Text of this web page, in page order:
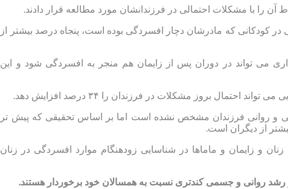
آن را با مشکلات احتمالی در فرزندانشان مورد مطالعه قرار دادند.
کودکانی که مادرشان دچار افسردگی بوده است، پنجاه درصد بیشتر از
می تواند در دوران پس از زایمان هم منجر به افسردگی شود و این
بروز مشکلات در فرزندان را ۳۴ درصد افزایش دهد.
و روانی فرزندان مشخص نشده است اما بر اساس تحقیقی که پیش تر
از دیگران است.
و زایمان و ماماها در شناسایی زودهنگام موارد افسردگی در زنان
رشد روانی و جسمی کندتری نسبت به همسالان خود برخوردار هستند.